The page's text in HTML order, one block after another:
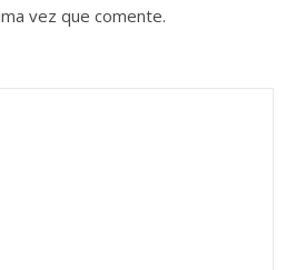
vez que comente.